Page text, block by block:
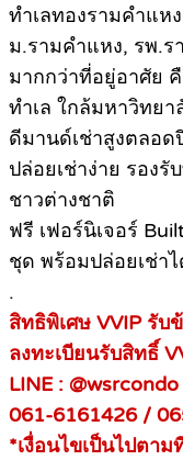
ทำเลทองรามคำแห
ม.รามคำแหง, รพ.ร
มากกว่าที่อยู่อาศัย
ทำเล ใกล้มหาวิทย
ดีมานด์เช่าสูงตลอด
ปล่อยเช่าง่าย รอง
ชาวต่างชาติ
ฟรี เฟอร์นิเจอร์
ชุด พร้อมปล่อยเช่า
.
สิทธิพิเศษ VVIP รับ
ลงทะเบียนรับสิทธิ์
LINE :
061-6161426 /
*เงื่อนไขเป็นไปตา